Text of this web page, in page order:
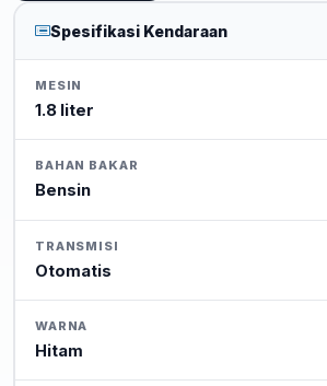
Spesifikasi Kendaraan
MESIN
1.8 liter
BAHAN BAKAR
Bensin
TRANSMISI
Otomatis
WARNA
Hitam